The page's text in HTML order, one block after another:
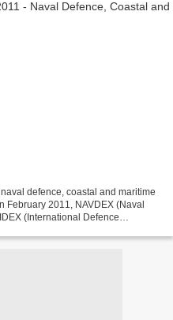
defence, coastal and maritime
February 2011, NAVDEX (Naval
(International Defence